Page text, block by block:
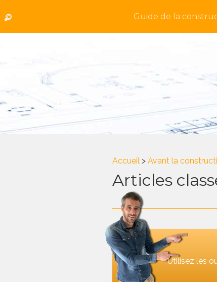
Guide de la
Accueil > Avant la
Articles
Utilisez les